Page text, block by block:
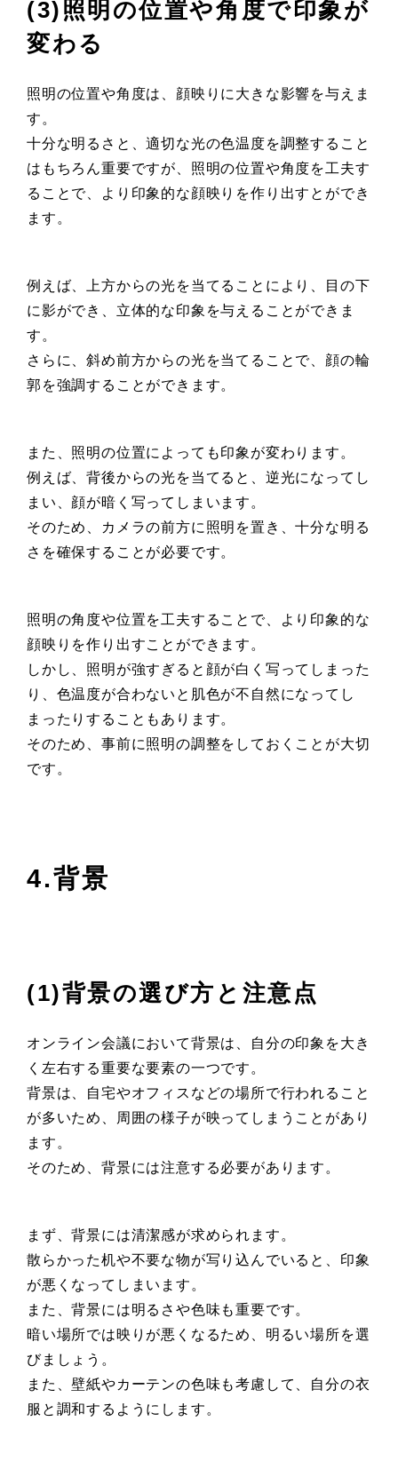
(3)照明の位置や角度で印象が
変わる
照明の位置や角度は、顔映りに大きな影響を与えま
す。
十分な明るさと、適切な光の色温度を調整すること
はもちろん重要ですが、照明の位置や角度を工夫す
ることで、より印象的な顔映りを作り出すとができ
ます。
例えば、上方からの光を当てることにより、目の下
に影ができ、立体的な印象を与えることができま
す。
さらに、斜め前方からの光を当てることで、顔の輪
郭を強調することができます。
また、照明の位置によっても印象が変わります。
例えば、背後からの光を当てると、逆光になってし
まい、顔が暗く写ってしまいます。
そのため、カメラの前方に照明を置き、十分な明る
さを確保することが必要です。
照明の角度や位置を工夫することで、より印象的な
顔映りを作り出すことができます。
しかし、照明が強すぎると顔が白く写ってしまった
り、色温度が合わないと肌色が不自然になってし
まったりすることもあります。
そのため、事前に照明の調整をしておくことが大切
です。
4.背景
(1)背景の選び方と注意点
オンライン会議において背景は、自分の印象を大き
く左右する重要な要素の一つです。
背景は、自宅やオフィスなどの場所で行われること
が多いため、周囲の様子が映ってしまうことがあり
ます。
そのため、背景には注意する必要があります。
まず、背景には清潔感が求められます。
散らかった机や不要な物が写り込んでいると、印象
が悪くなってしまいます。
また、背景には明るさや色味も重要です。
暗い場所では映りが悪くなるため、明るい場所を選
びましょう。
また、壁紙やカーテンの色味も考慮して、自分の衣
服と調和するようにします。